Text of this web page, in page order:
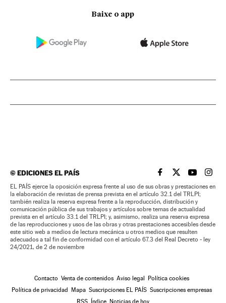
Baixe o app
©EDICIONES EL PAÍS EL PAÍS BRASIL EN
EL PAÍSEL PAÍS
EL
EL PAÍS ejerce la oposición expresa frente al uso de sus obras y prestaciones en
la elaboración de revistas de prensa prevista en el artículo 32.1 del TRLPI;
también realiza la reserva expresa frente a la reproducción, distribución y
comunicación pública de sus trabajos y artículos sobre temas de actualidad
prevista en el artículo 33.1 del TRLPI; y, asimismo, realiza una reserva expresa
de las reproducciones y usos de las obras y otras prestaciones accesibles desde
este sitio web a medios de lectura mecánica u otros medios que resulten
adecuados a tal fin de conformidad con el artículo 67.3 del Real Decreto - ley
24/2021, de 2 de noviembre
Contacto Venta de contenidos Aviso legal Política cookies
Política de privacidad Mapa Suscripciones EL PAÍS Suscripciones empresas
RSS Índice Noticias de hoy